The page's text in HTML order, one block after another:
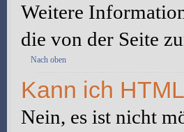
Weitere
die von der Seite
Nach oben
Kann ich
Nein, es ist nicht